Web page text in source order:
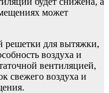
может
решетки для вытяжки,
воздуха и
вентиляцией,
свежего воздуха и